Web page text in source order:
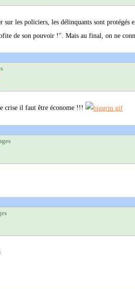
les policiers, les délinquants sont
de son pouvoir !". Mais au final, on ne
crise il faut être économe !!!